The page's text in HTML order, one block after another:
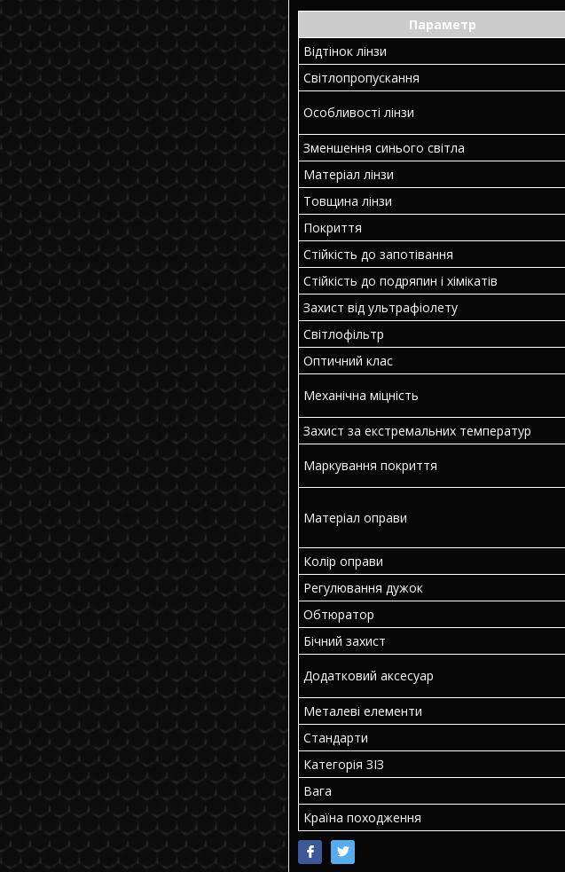
Параметр
Відтінок лінзи
Світлопропускання
Особливості лінзи
Зменшення синього світла
Матеріал лінзи
Товщина лінзи
Покриття
Стійкість до запотівання
Стійкість до подряпин і хімікатів
Захист від ультрафіолету
Світлофільтр
Оптичний клас
Механічна міцність
Захист за екстремальних температур
Маркування покриття
Матеріал оправи
Колір оправи
Регулювання дужок
Обтюратор
Бічний захист
Додатковий аксесуар
Металеві елементи
Стандарти
Категорія ЗІЗ
Вага
Країна походження